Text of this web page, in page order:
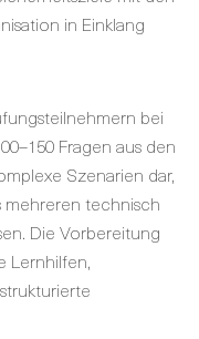
in Einklang
bei
Fragen aus den
Szenarien dar,
technisch
Die Vorbereitung
Lernhilfen,